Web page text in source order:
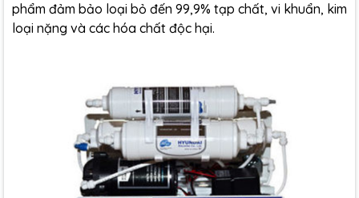
phẩm đảm bảo loại bỏ đến 99,9% tạp chất, vi khuẩn, kim
loại nặng và các hóa chất độc hại.